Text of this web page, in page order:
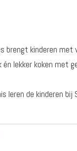
brengt kinderen met
lekker koken met
leren de kinderen